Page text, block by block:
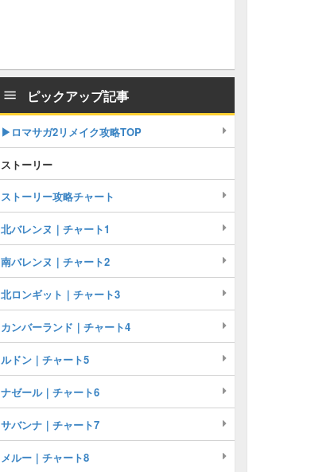
ピックアップ記事
▶︎ロマサガ2リメイク攻略TOP
ストーリー
ストーリー攻略チャート
北バレンヌ｜チャート1
南バレンヌ｜チャート2
北ロンギット｜チャート3
カンバーランド｜チャート4
ルドン｜チャート5
ナゼール｜チャート6
サバンナ｜チャート7
メルー｜チャート8